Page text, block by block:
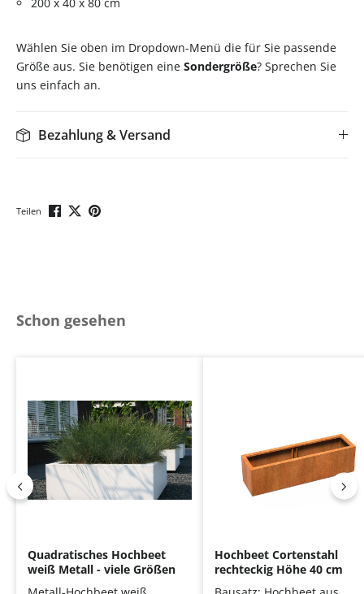
200 x 40 x 80 cm
Wählen Sie oben im Dropdown-Menü die für Sie passende
Größe aus. Sie benötigen eine Sondergröße? Sprechen Sie
uns einfach an.
Bezahlung & Versand
Teilen
Produktgalerie überspringen
Schon gesehen
Quadratisches Hochbeet
weiß Metall - viele Größen
Hochbeet Cortenstahl
rechteckig Höhe 40 cm